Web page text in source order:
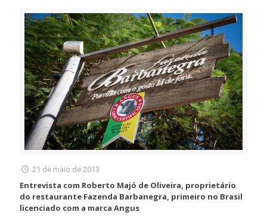
21 de maio de 2013
Entrevista com Roberto Majó de Oliveira, proprietário
do restaurante Fazenda Barbanegra, primeiro no Brasil
licenciado com a marca Angus